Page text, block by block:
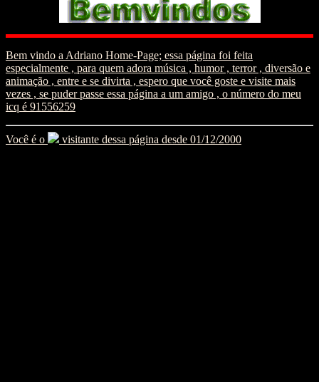
Bem vindo a Adriano Home-Page; essa página foi feita
especialmente , para quem adora música , humor , terror , diversão e
animação , entre e se divirta , espero que você goste e visite mais
vezes , se puder passe essa página a um amigo , o número do meu
icq é 91556259
Você é o visitante dessa página desde 01/12/2000